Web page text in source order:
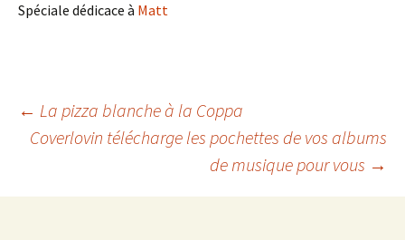
Spéciale dédicace à Matt
Navigation
← La pizza blanche à la Coppa
Coverlovin télécharge les pochettes de vos albums
de musique pour vous →